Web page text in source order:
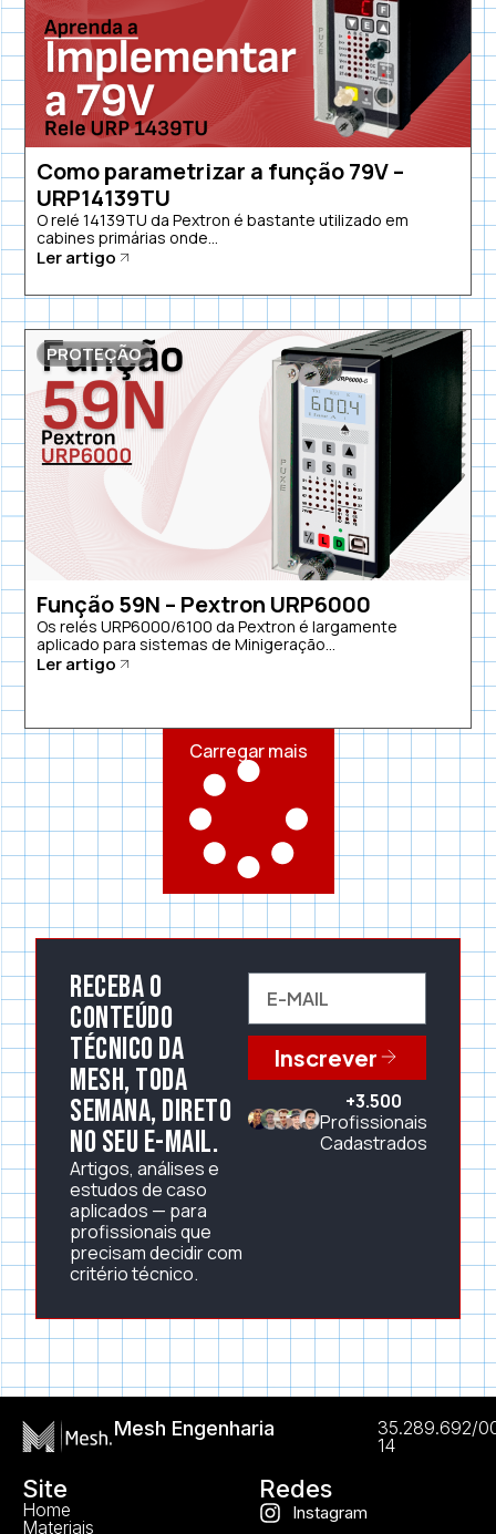
Como parametrizar a função 79V –
URP14139TU
O relé 14139TU da Pextron é bastante utilizado em
cabines primárias onde...
Ler artigo
PROTEÇÃO
Função 59N – Pextron URP6000
Os relés URP6000/6100 da Pextron é largamente
aplicado para sistemas de Minigeração...
Ler artigo
Carregar mais
Receba o
conteúdo
técnico da
Mesh, toda
semana, direto
no seu e-mail.
Artigos, análises e
estudos de caso
aplicados — para
profissionais que
precisam decidir com
critério técnico.
Inscrever
+3.500
Profissionais
Cadastrados
Mesh Engenharia
35.289.692/
14
Site
Home
Materiais
Redes
Instagram